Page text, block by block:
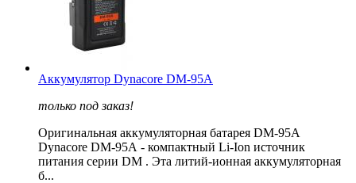
Аккумулятор Dynacore DM-95A
только под заказ!
Оригинальная аккумуляторная батарея DM-95A
Dynacore DM-95А - компактный Li-Ion источник
питания серии DM . Эта литий-ионная аккумуляторная
б...